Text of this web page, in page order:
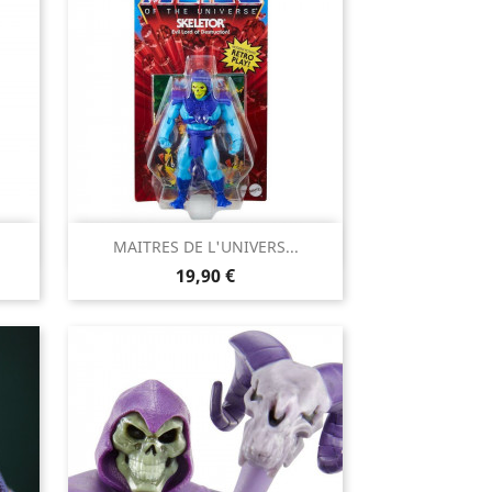
MAITRES DE L'UNIVERS...
Prix
19,90 €
Aperçu rapide